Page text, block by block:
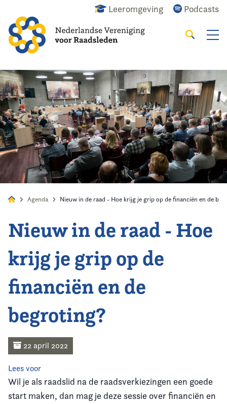
Leeromgeving Podcasts
Alles Nieuws Agenda Raadslid
Zoeken
Home
Agenda
Nieuws
Opleiding
Kennis & Informatie
Vereniging
Contact
Agenda Nieuw in de raad - Hoe krijg je grip op de financiën en de
Nieuw in de raad - Hoe
krijg je grip op de
financiën en de
begroting?
22 april 2022
Lees voor
Wil je als raadslid na de raadsverkiezingen een goede
start maken, dan mag je deze sessie over financiën en